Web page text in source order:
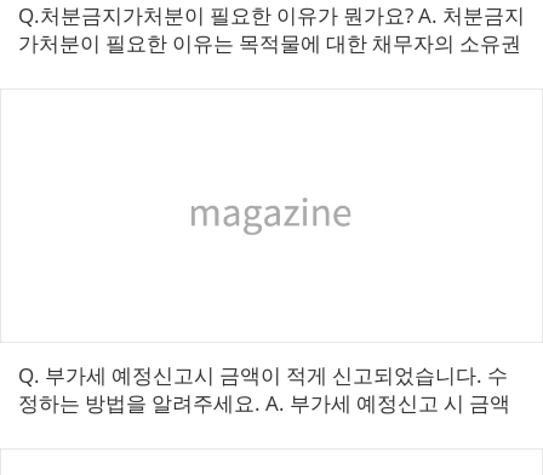
Q.처분금지가처분이 필요한 이유가 뭔가요?​ A. 처분금지
가처분이 필요한 이유는 목적물에 대한 채무자의 소유권
행위를 금지하고자 하는 ...
Q. 부가세 예정신고시 금액이 적게 신고되었습니다. 수
정하는 방법을 알려주세요. A. 부가세 예정신고 시 금액
정신고 방법은 다음과 같습니다. ...